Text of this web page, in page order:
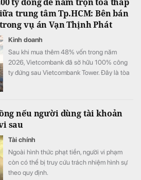
trung tâm Tp.HCM: Bên bán
vụ án Vạn Thịnh Phát
Kinh doanh
Sau khi mua thêm 48% vốn trong năm
2026, Vietcombank đã sở hữu 100% công
ty đứng sau Vietcombank Tower. Đây là tòa
nếu người dùng tài khoản
sau
Tài chính
Ngoài hình thức phạt tiền, người vi phạm
còn có thể bị truy cứu trách nhiệm hình sự
theo quy định.